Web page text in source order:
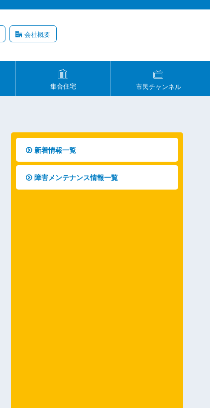
会社概要
集合住宅 市民チャンネル
新着情報一覧
障害メンテナンス情報一覧